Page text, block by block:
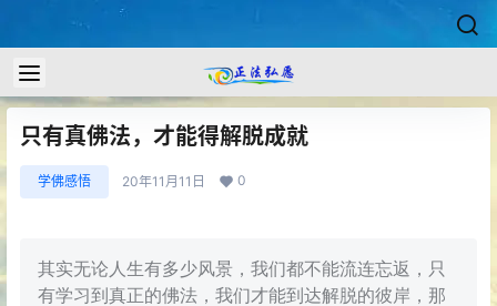
只有真佛法，才能得解脱成就
学佛感悟 20年11月11日 0
其实无论人生有多少风景，我们都不能流连忘返，只
有学习到真正的佛法，我们才能到达解脱的彼岸，那